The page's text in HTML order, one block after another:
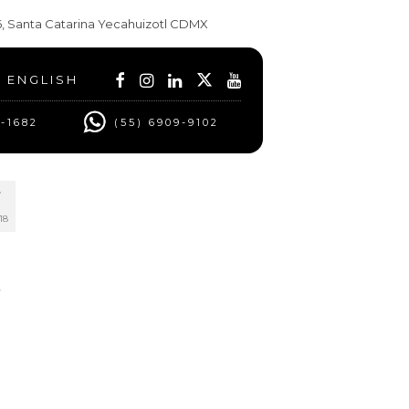
Santa Catarina Yecahuizotl CDMX
ENGLISH
(55) 6909-9102